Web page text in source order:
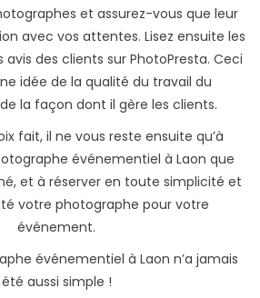
et assurez-vous que leur
avec vos attentes. Lisez ensuite les
des clients sur PhotoPresta. Ceci
idée de la qualité du travail du
la façon dont il gère les clients.
fait, il ne vous reste ensuite qu’à
événementiel à Laon que
et à réserver en toute simplicité et
votre photographe pour votre
événement.
événementiel à Laon n’a jamais
été aussi simple !